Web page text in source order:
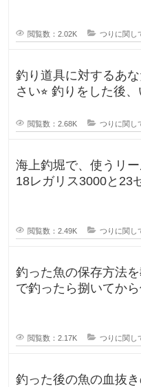
閲覧数：2.02K つりに関し
釣り道具に対するあ
さい⭐︎ 釣りをした後、いろんなものが汚れたりし
閲覧数：2.68K つりに関し
海上釣堀で、使うリ
18レガリス3000と23
閲覧数：2.49K つりに関し
釣った魚の保存方法
で釣ったら捌いてか
閲覧数：2.17K つりに関し
釣った後の魚の血抜